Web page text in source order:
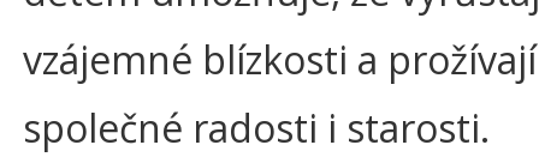
vzájemné blízkosti a prožívají
společné radosti i starosti.